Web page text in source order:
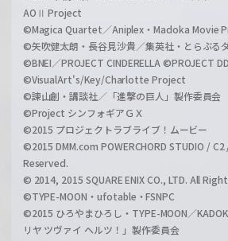
AOⅡ Project
©Magica Quartet／Aniplex・Madoka Movie
©矢吹健太朗・長谷見沙貴／集英社・とらぶる
©BNEI／PROJECT CINDERELLA ©PROJECT
©VisualArt's/Key/Charlotte Project
©諫山創・講談社／「進撃の巨人」製作委員会
©Project シンフォギアＧＸ
©2015 プロジェクトラブライブ！ムービー
©2015 DMM.com POWERCHORD STUDIO /
Reserved.
© 2014, 2015 SQUARE ENIX CO., LTD. All
©TYPE-MOON・ufotable・FSNPC
©2015 ひろやまひろし・TYPE-MOON／
リヤ ツヴァイ ヘルツ！」製作委員会